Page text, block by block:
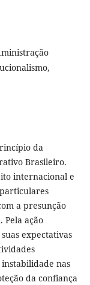
da
Brasileiro.
internacional e
a presunção
Pela ação
expectativas
nas
da confiança